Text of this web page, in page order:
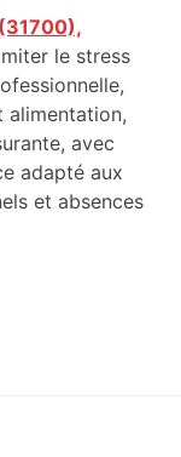
le stress
alimentation,
avec
adapté aux
et absences